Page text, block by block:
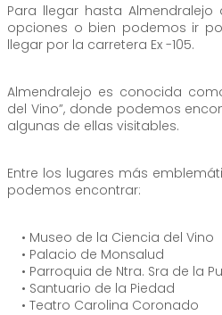
Para llegar hasta Almendralejo
opciones o bien podemos ir
llegar por la carretera Ex -105.
Almendralejo es conocida
del Vino”, donde podemos
algunas de ellas visitables.
Entre los lugares más
podemos encontrar:
• Museo de la Ciencia del Vino
• Palacio de Monsalud
• Parroquia de Ntra. Sra de la
• Santuario de la Piedad
• Teatro Carolina Coronado